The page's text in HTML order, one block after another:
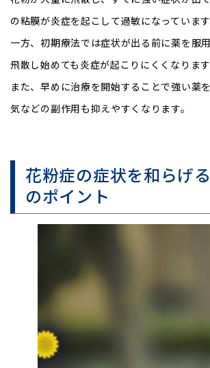
の粘膜が炎症を起こして過敏になっています
一方、初期療法では症状が出る前に薬を服
飛散し始めても炎症が起こりにくくなります
また、早めに治療を開始することで強い薬
気などの副作用も抑えやすくなります。
花粉症の症状を和らげ
のポイント